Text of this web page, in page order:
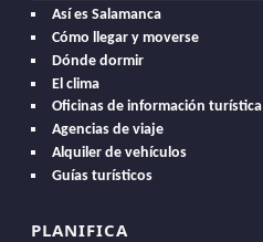
Así es Salamanca
Cómo llegar y moverse
Dónde dormir
El clima
Oficinas de información turística
Agencias de viaje
Alquiler de vehículos
Guías turísticos
PLANIFICA